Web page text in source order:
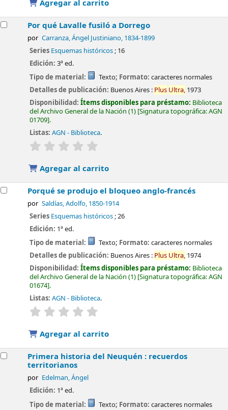
Agregar al carrito
Por qué Lavalle fusiló a Dorrego
por Carranza, Ángel Justiniano, 1834-1899
Series Esquemas históricos; 16
Edición:3ª ed.
Tipo de material:
Texto; Formato: caracteres normales
Detalles de publicación: Buenos Aires : Plus Ultra, 1973
Disponibilidad:Ítems disponibles para préstamo: Biblioteca
del Archivo General de la Nación (1) Signatura topográfica:AGN
01709 .
Listas: AGN - Biblioteca.
valoración
Agregar al carrito
Porqué se produjo el bloqueo anglo-francés
por Saldías, Adolfo, 1850-1914
Series Esquemas históricos; 26
Edición: 1ª ed.
Tipo de material:
Texto; Formato: caracteres normales
Detalles de publicación: Buenos Aires : Plus Ultra, 1974
Disponibilidad:Ítems disponibles para préstamo: Biblioteca
del Archivo General de la Nación (1) Signatura topográfica:AGN
01674 .
Listas: AGN - Biblioteca.
valoración
Agregar al carrito
Primera historia del Neuquén : recuerdos
territorianos
por Edelman, Ángel
Edición: 1ª ed.
Tipo de material:
Texto; Formato: caracteres normales